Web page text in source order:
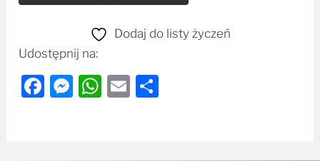
Dodaj do listy życzeń
Udostępnij na:
Facebook
Messenger
WhatsApp
Email